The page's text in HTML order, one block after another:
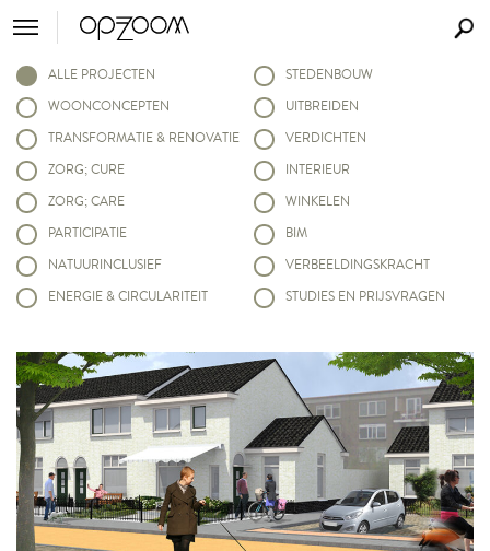
ALLE PROJECTEN
WOONCONCEPTEN
TRANSFORMATIE & RENOVATIE
ZORG; CURE
ZORG; CARE
PARTICIPATIE
NATUURINCLUSIEF
ENERGIE & CIRCULARITEIT
STEDENBOUW
UITBREIDEN
VERDICHTEN
INTERIEUR
WINKELEN
BIM
VERBEELDINGSKRACHT
STUDIES EN PRIJSVRAGEN